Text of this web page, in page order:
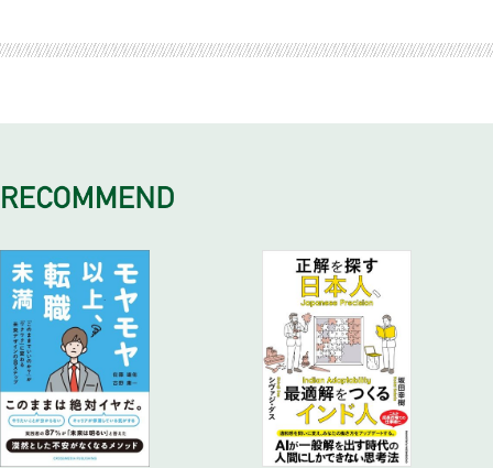
・低コスト、高パフォーマンスの広告戦略
・オリジナルデザイン+トーン&マナー=最強ビジネスツールの
・コピーがダメだとデザインもダメという道連れの原則
・コピーとデザインは補完の関係